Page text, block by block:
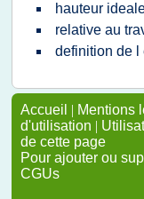
hauteur
relative au
definition de l
Accueil | Mentions
d'utilisation |
de cette page
Pour ajouter ou
CGUs